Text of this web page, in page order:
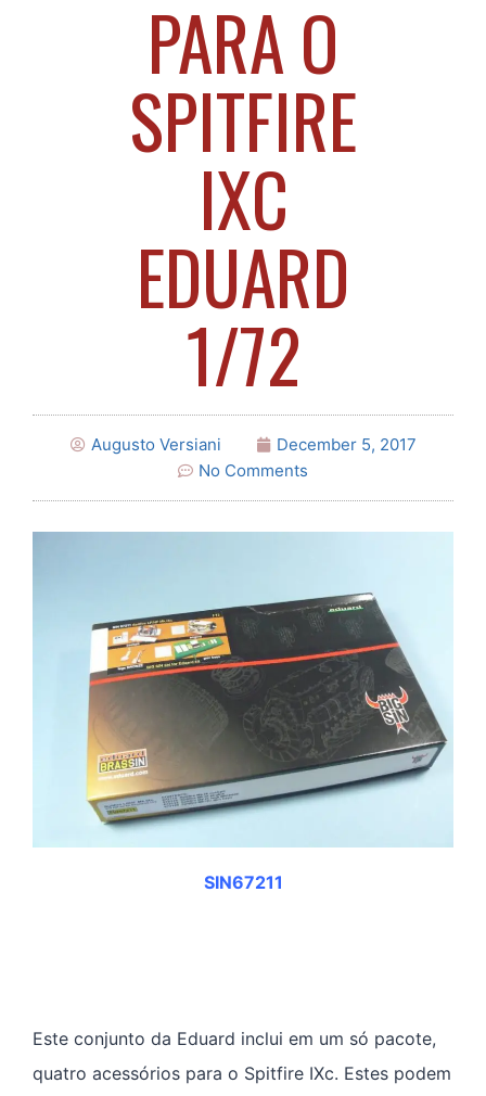
PARA O
SPITFIRE
IXC
EDUARD
1/72
Augusto Versiani
December 5, 2017
No Comments
SIN67211
Este conjunto da Eduard inclui em um só pacote,
quatro acessórios para o Spitfire IXc. Estes podem